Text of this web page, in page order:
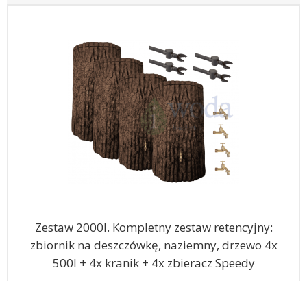
Zestaw 2000l. Kompletny zestaw retencyjny:
zbiornik na deszczówkę, naziemny, drzewo 4x
500l + 4x kranik + 4x zbieracz Speedy